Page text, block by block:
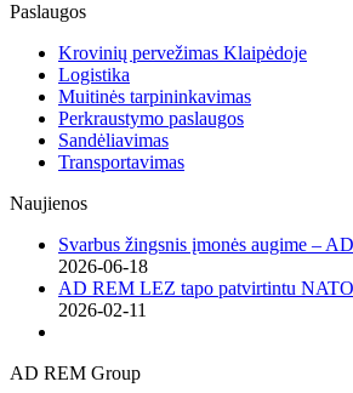
Paslaugos
Krovinių pervežimas Klaipėdoje
Logistika
Muitinės tarpininkavimas
Perkraustymo paslaugos
Sandėliavimas
Transportavimas
Naujienos
Svarbus žingsnis įmonės augime –
2026-06-18
AD REM LEZ tapo patvirtintu
2026-02-11
AD REM Group